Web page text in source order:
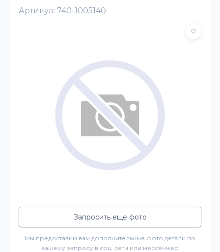
Артикул: 740-1005140
Запросить еще фото
Мы предоставим вам дополнительные фото детали по
вашему запросу в соц. сети или мессенжер